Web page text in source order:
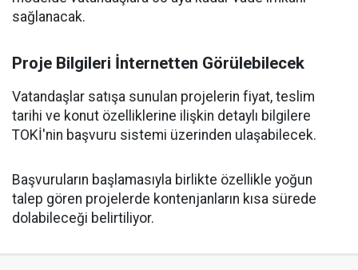
sağlanacak.
Proje Bilgileri İnternetten Görülebilecek
Vatandaşlar satışa sunulan projelerin fiyat, teslim
tarihi ve konut özelliklerine ilişkin detaylı bilgilere
TOKİ'nin başvuru sistemi üzerinden ulaşabilecek.
Başvuruların başlamasıyla birlikte özellikle yoğun
talep gören projelerde kontenjanların kısa sürede
dolabileceği belirtiliyor.